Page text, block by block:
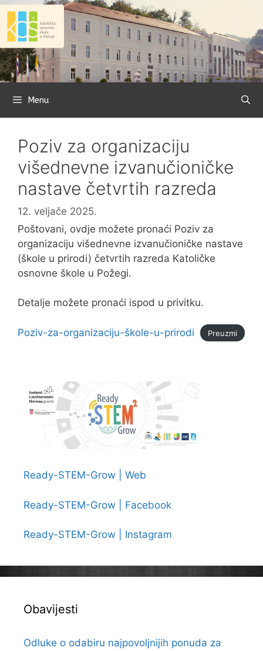
Preskoči
sadržaj
Menu
Poziv za organizaciju
višednevne izvanučioničke
nastave četvrtih razreda
12. veljače 2025.
Poštovani, ovdje možete pronaći Poziv za
organizaciju višednevne izvanučioničke nastave
(škole u prirodi) četvrtih razreda Katoličke
osnovne škole u Požegi.
Detalje možete pronaći ispod u privitku.
Poziv-za-organizaciju-škole-u-prirodi Preuzmi
Ready-STEM-Grow | Web
Ready-STEM-Grow | Facebook
Ready-STEM-Grow | Instagram
Obavijesti
Odluke o odabiru najpovoljnijih ponuda za